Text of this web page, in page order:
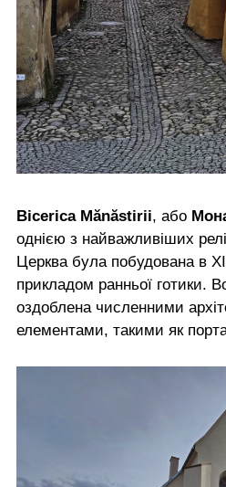
Bісerica Mănăstirii, або
однією з найважливіших
Церква була побудована в
прикладом ранньої готики.
оздоблена численними
елементами, такими як